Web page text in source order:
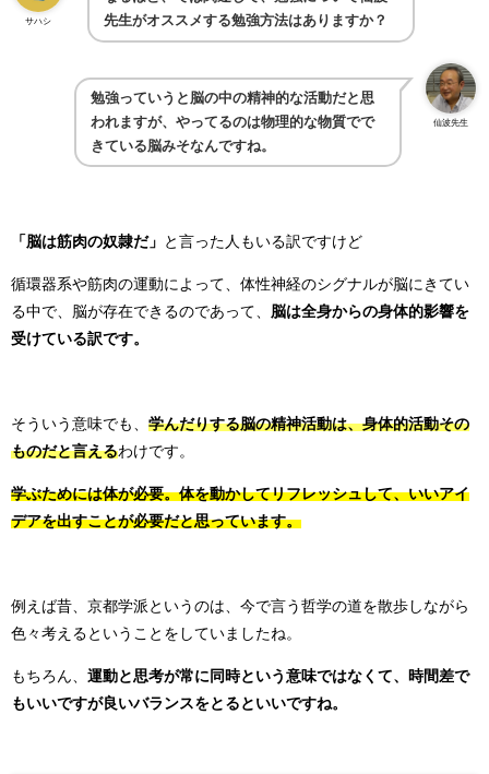
サハシ
先生がオススメする勉強方法はありますか？
仙波先生
勉強っていうと脳の中の精神的な活動だと思
われますが、やってるのは物理的な物質でで
きている脳みそなんですね。
「脳は筋肉の奴隷だ」 と言った人もいる訳ですけど
循環器系や筋肉の運動によって、体性神経のシグナルが脳にきてい
る中で、脳が存在できるのであって、 脳は全身からの身体的影響を
受けている訳です。
そういう意味でも、 学んだりする脳の精神活動は、身体的活動その
ものだと言えるわけです。
学ぶためには体が必要。体を動かしてリフレッシュして、いいアイ
デアを出すことが必要だと思っています。
例えば昔、京都学派というのは、今で言う哲学の道を散歩しながら
色々考えるということをしていましたね。
もちろん、 運動と思考が常に同時という意味ではなくて、時間差で
もいいですが良いバランスをとるといいですね。